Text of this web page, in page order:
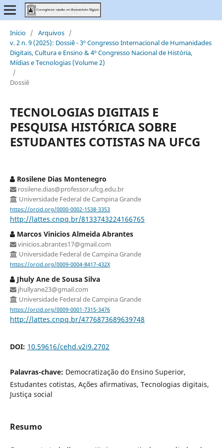
Início / Arquivos /
v. 2 n. 9 (2025): Dossiê - 3º Congresso Internacional de Humanidades
Digitais, Cultura e Ensino & 4º Congresso Nacional de História,
Mídias e Tecnologias (Volume 2)
/
Dossiê
TECNOLOGIAS DIGITAIS E
PESQUISA HISTÓRICA SOBRE
ESTUDANTES COTISTAS NA UFCG
Rosilene Dias Montenegro
rosilene.dias@professor.ufcg.edu.br
Universidade Federal de Campina Grande
https://orcid.org/0000-0002-1538-3353
http://lattes.cnpq.br/8133743224166765
Marcos Vinicios Almeida Abrantes
vinicios.abrantes17@gmail.com
Universidade Federal de Campina Grande
https://orcid.org/0009-0004-8417-432X
Jhuly Ane de Sousa Silva
jhullyane23@gmail.com
Universidade Federal de Campina Grande
https://orcid.org/0009-0001-7315-3476
http://lattes.cnpq.br/4776873689639748
DOI: 10.59616/cehd.v2i9.2702
Palavras-chave: Democratização do Ensino Superior,
Estudantes cotistas, Ações afirmativas, Tecnologias digitais,
Justiça social
Resumo